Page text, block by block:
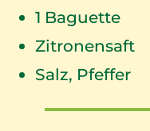
1 Baguette
Zitronensaft
Salz, Pfeffer